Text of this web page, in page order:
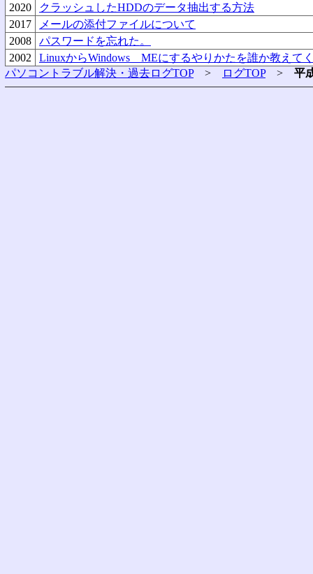
2020
クラッシュしたHDDのデータ抽出する方法
2017
メールの添付ファイルについて
2008
パスワードを忘れた。
2002
LinuxからWindows MEにするやりかたを誰か教えて
パソコントラブル解決・過去ログTOP> ログTOP> 平